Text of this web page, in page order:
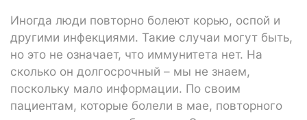
Иногда люди повторно болеют корью, оспой и
другими инфекциями. Такие случаи могут быть,
но это не означает, что иммунитета нет. На
сколько он долгосрочный – мы не знаем,
поскольку мало информации. По своим
пациентам, которые болели в мае, повторного